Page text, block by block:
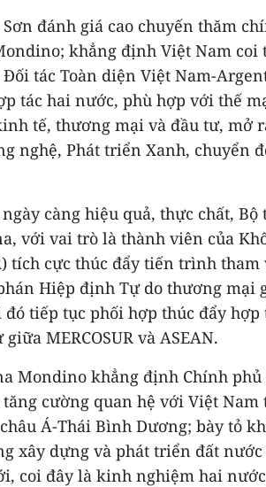
đánh giá cao chuyến thăm
khẳng định Việt Nam
tác Toàn diện Việt Nam-
tác hai nước, phù hợp với thế
tế, thương mại và đầu tư, mở
nghệ, Phát triển Xanh, chuyển
càng hiệu quả, thực chất,
với vai trò là thành viên của
tích cực thúc đẩy tiến trình
Hiệp định Tự do thương mại
đó tiếp tục phối hợp thúc đẩy
MERCOSUR và ASEAN.
Mondino khẳng định Chính
cường quan hệ với Việt
Á-Thái Bình Dương; bày tỏ
xây dựng và phát triển đất nước
coi đây là kinh nghiệm hai nước